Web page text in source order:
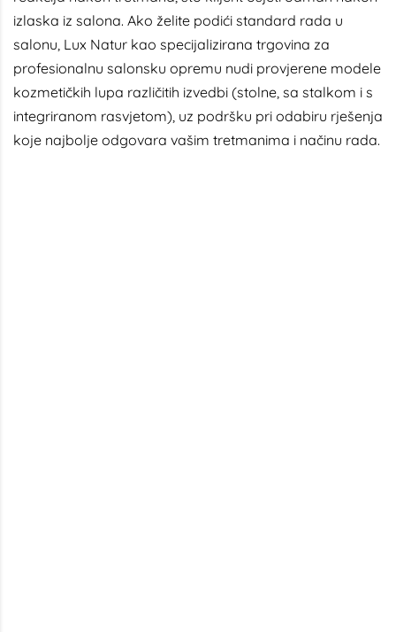
izlaska iz salona. Ako želite podići standard rada u
salonu, Lux Natur kao specijalizirana trgovina za
profesionalnu salonsku opremu nudi provjerene modele
kozmetičkih lupa različitih izvedbi (stolne, sa stalkom i s
integriranom rasvjetom), uz podršku pri odabiru rješenja
koje najbolje odgovara vašim tretmanima i načinu rada.